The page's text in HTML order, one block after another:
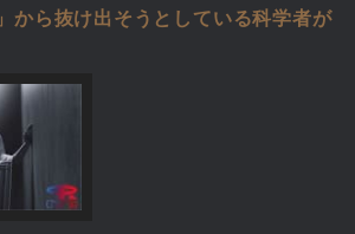
から抜け出そうとしている科学者が